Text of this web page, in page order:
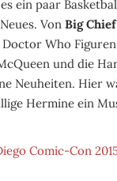
ein paar
Von Big
Who
und die
Neuheiten. Hier
Hermine ein